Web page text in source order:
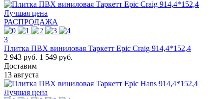
Лучшая цена
РАСПРОДАЖА
3
Плитка ПВХ виниловая Таркетт Epic Craig 914,4*152,4
2 943 руб. 1 549 руб.
Доставим
13 августа
Лучшая цена